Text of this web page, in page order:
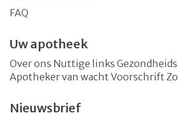
FAQ
Uw apotheek
Over ons Nuttige links
Apotheker van wacht Voorschrift
Nieuwsbrief